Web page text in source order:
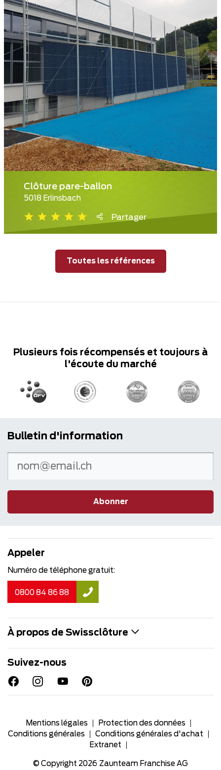
Clôture pare-ballon
5018 Erlinsbach
Partager
Toutes les références
Plusieurs fois récompensés et toujours à
l'écoute du marché
Bulletin d'information
Abonner
Appeler
Numéro de téléphone gratuit:
0800 84 86 88
À propos de Swissclôture
Suivez-nous
Mentions légales
Protection des données
Conditions générales
Conditions générales d'achat
Extranet
© Copyright 2026 Zaunteam Franchise AG